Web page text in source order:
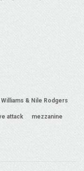
& Nile Rodgers
attack mezzanine